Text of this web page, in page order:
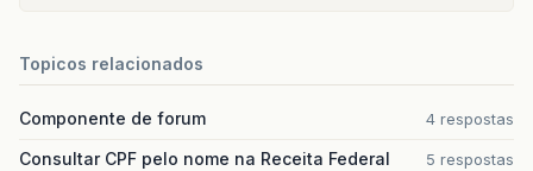
Topicos relacionados
Componente de forum 4 respostas
Consultar CPF pelo nome na Receita Federal 5 respostas